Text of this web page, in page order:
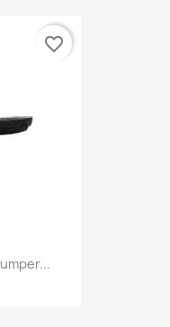
favorite_border